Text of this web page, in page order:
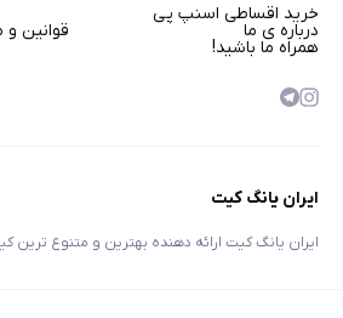
خرید اقساطی اسنپ پی
درباره ی ما قوانین و
همراه ما باشید!
ایران یانگ کیت
ایران یانگ کیت ارائه دهنده بهترین و متنوع ترین